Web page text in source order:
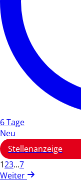
6 Tage
Neu
Stellenanzeige
123...7
Weiter